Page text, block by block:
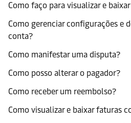
Como faço para visualizar e
Como gerenciar configurações e
conta?
Como manifestar uma disputa?
Como posso alterar o pagador?
Como receber um reembolso?
Como visualizar e baixar faturas